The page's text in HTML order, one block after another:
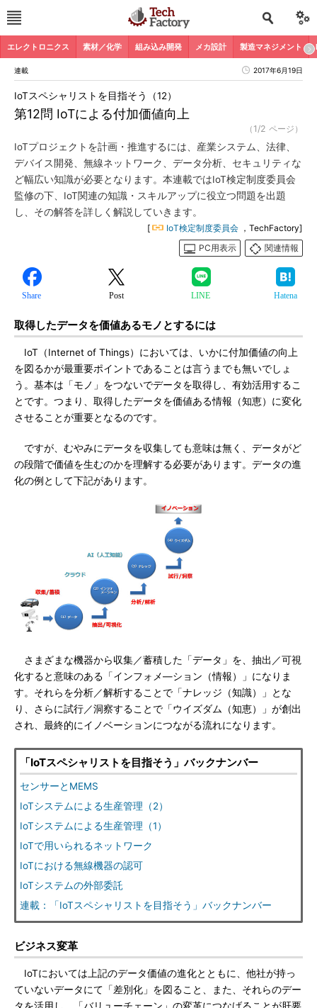
エレクトロニクス 素材／化学 組み込み開発 メカ設計 製造マネジメント
連載 2017年6月19日
第12問 IoTによる付加価値向上
IoTスペシャリストを目指そう（12）
（1/2 ページ）
IoTプロジェクトを計画・推進するには、産業システム、法律、
デバイス開発、無線ネットワーク、データ分析、セキュリティな
ど幅広い知識が必要となります。本連載ではIoT検定制度委員会
監修の下、IoT関連の知識・スキルアップに役立つ問題を出題
し、その解答を詳しく解説していきます。
[ IoT検定制度委員会 ，TechFactory]
PC用表示
関連情報
Share Post LINE Hatena
取得したデータを価値あるモノとするには
IoT（Internet of Things）においては、いかに付加価値の向上
を図るかが最重要ポイントであることは言うまでも無いでしょ
う。基本は「モノ」をつないでデータを取得し、有効活用するこ
とです。つまり、取得したデータを価値ある情報（知恵）に変化
させることが重要となるのです。
ですが、むやみにデータを収集しても意味は無く、データがど
の段階で価値を生むのかを理解する必要があります。データの進
化の例として下記があります。
さまざまな機器から収集／蓄積した「データ」を、抽出／可視
化すると意味のある「インフォメ―ション（情報）」になりま
す。それらを分析／解析することで「ナレッジ（知識）」とな
り、さらに試行／洞察することで「ウイズダム（知恵）」が創出
され、最終的にイノベーションにつながる流れになります。
「IoTスペシャリストを目指そう」バックナンバー
センサーとMEMS
IoTシステムによる生産管理（2）
IoTシステムによる生産管理（1）
IoTで用いられるネットワーク
IoTにおける無線機器の認可
IoTシステムの外部委託
連載：「IoTスペシャリストを目指そう」バックナンバー
ビジネス変革
IoTにおいては上記のデータ価値の進化とともに、他社が持っ
ていないデータにて「差別化」を図ること、また、それらのデー